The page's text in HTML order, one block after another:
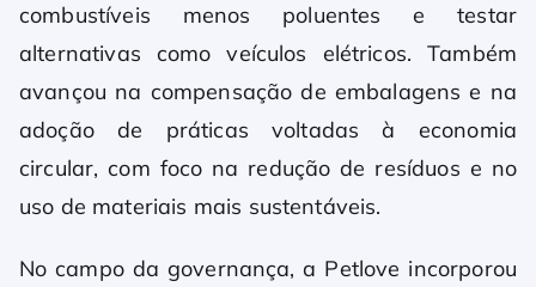
combustíveis menos poluentes e testar
alternativas como veículos elétricos. Também
avançou na compensação de embalagens e na
adoção de práticas voltadas à economia
circular, com foco na redução de resíduos e no
uso de materiais mais sustentáveis.
No campo da governança, a Petlove incorporou